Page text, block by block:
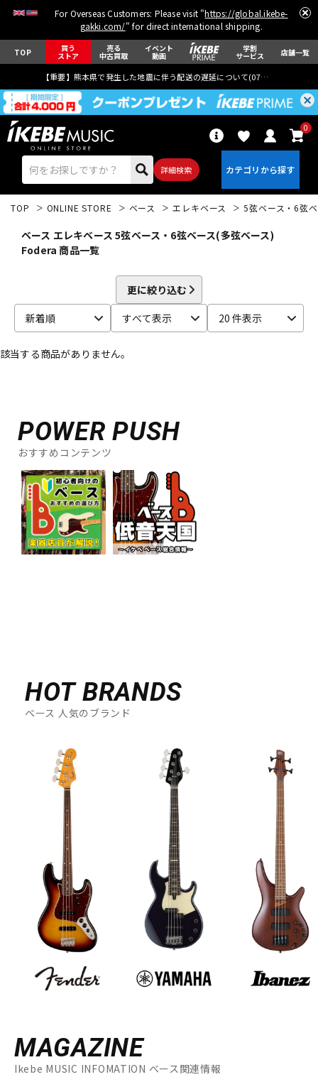
For Overseas Customers: Please visit "https://global.ikebe-
gakki.com/" for direct international shipping.
TOP 買う
ストア
売る
中古買取
イベント
動画
学割
サービス 店舗一覧
【重要】熊本県で発生した地震に伴う配送の遅延について(07月29日
詳細検索
0
キーボード
管楽器
アンプ
配信/ライブ機器
中古
TOP ONLINE STORE ベース エレキベース 5弦ベース・6弦
ベース エレキベース 5弦ベース・6弦ベース(多弦ベース)
Fodera 商品一覧
更に絞り込む
新着順
すべて表示 20 件表示
該当する商品がありません。
POWER PUSH
おすすめコンテンツ
HOT BRANDS
ベース 人気のブランド
MAGAZINE
Ikebe MUSIC INFOMATION ベース関連情報